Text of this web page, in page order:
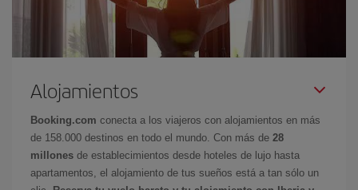
Alojamientos
Booking.com conecta a los viajeros con alojamientos en más
de 158.000 destinos en todo el mundo. Con más de 28
millones de establecimientos desde hoteles de lujo hasta
apartamentos, el alojamiento de tus sueños está a tan sólo un